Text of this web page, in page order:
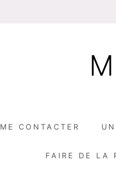
ME CONTACTER
FAIRE DE LA